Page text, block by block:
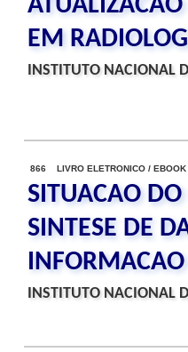
EM
INSTITUTO NACIONAL
866 LIVRO ELETRONICO / EBOOK
SITUACAO
SINTESE DE
INFORMACAO
INSTITUTO NACIONAL